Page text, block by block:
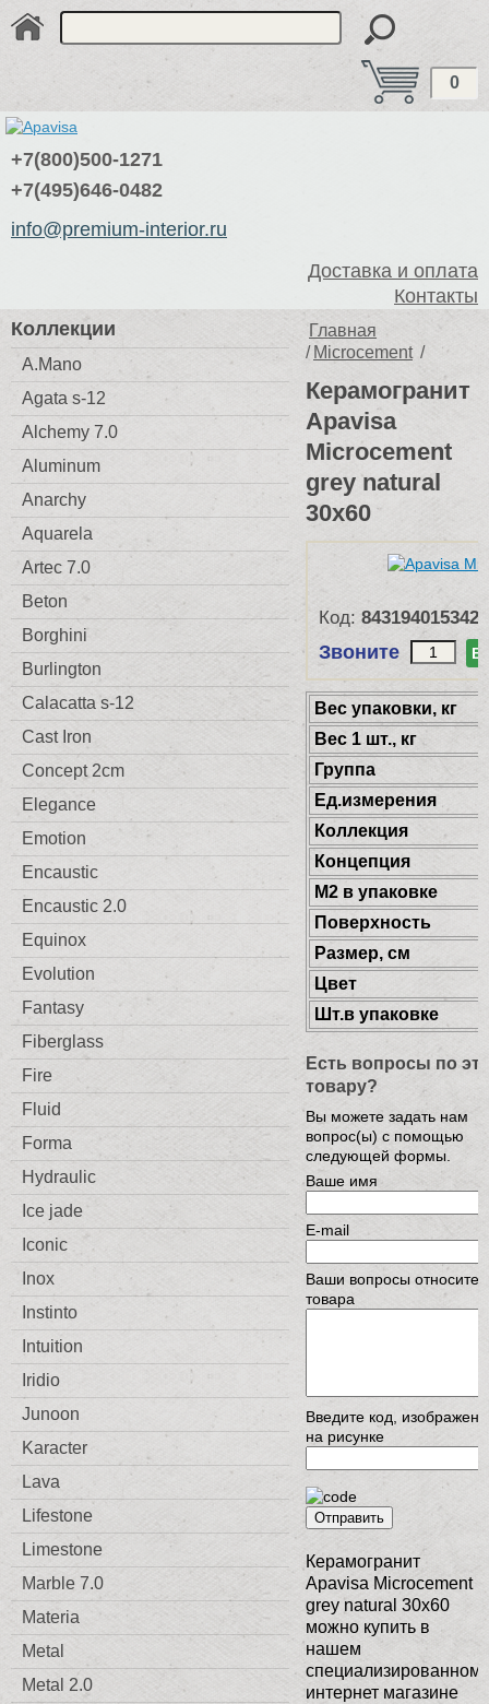
0
+7(800)500-1271
+7(495)646-0482
info@premium-interior.ru
Доставка и оплата
Контакты
Коллекции
A.Mano
Agata s-12
Alchemy 7.0
Aluminum
Anarchy
Aquarela
Artec 7.0
Beton
Borghini
Burlington
Calacatta s-12
Cast Iron
Concept 2cm
Elegance
Emotion
Encaustic
Encaustic 2.0
Equinox
Evolution
Fantasy
Fiberglass
Fire
Fluid
Forma
Hydraulic
Ice jade
Iconic
Inox
Instinto
Intuition
Iridio
Junoon
Karacter
Lava
Lifestone
Limestone
Marble 7.0
Materia
Metal
Metal 2.0
Главная
/ Microcement /
Керамогранит
Apavisa
Microcement
grey natural
30x60
Код: 8431940153426
Звоните В
Веc упаковки, кг
Вес 1 шт., кг
Группа
Ед.измерения
Коллекция
Концепция
М2 в упаковке
Поверхность
Размер, см
Цвет
Шт.в упаковке
Есть вопросы по
товару?
Вы можете задать нам
вопрос(ы) с помощью
следующей формы.
Ваше имя
E-mail
Ваши вопросы
товара
Введите код,
на рисунке
Отправить
Керамогранит
Apavisa Microcement
grey natural 30x60
можно купить в
нашем
специализированном
интернет магазине